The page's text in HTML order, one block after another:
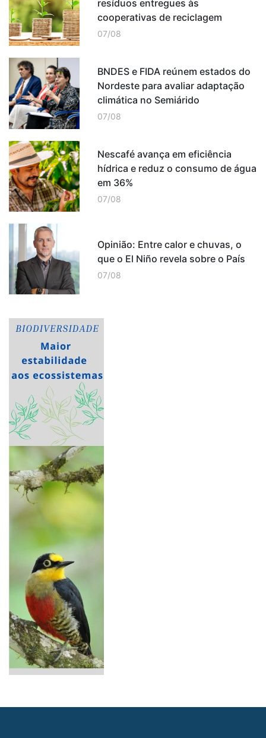
resíduos entregues às
cooperativas de reciclagem
07/08
BNDES e FIDA reúnem estados do
Nordeste para avaliar adaptação
climática no Semiárido
07/08
Nescafé avança em eficiência
hídrica e reduz o consumo de água
em 36%
07/08
Opinião: Entre calor e chuvas, o
que o El Niño revela sobre o País
07/08